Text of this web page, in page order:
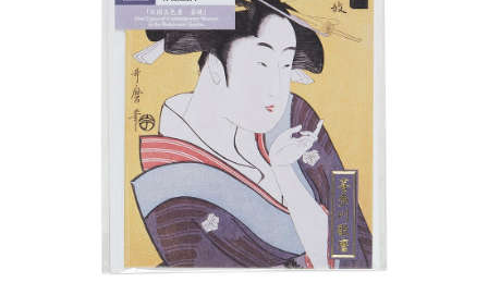
・浮世絵ステーショナリーシリーズ
・万年筆インクに適した、高級筆記用紙「プライ
ム筆記用紙」を使用。
メーカー希望小売価格：
・手紙を受け取られた方が、開封するときに薄い印刷の封筒か